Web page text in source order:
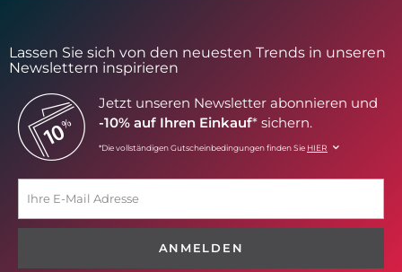
Lassen Sie sich von den neuesten Trends in unseren
Newslettern inspirieren
Jetzt unseren Newsletter abonnieren und
-10% auf Ihren Einkauf* sichern.
*Die vollständigen Gutscheinbedingungen finden Sie HIER
ANMELDEN